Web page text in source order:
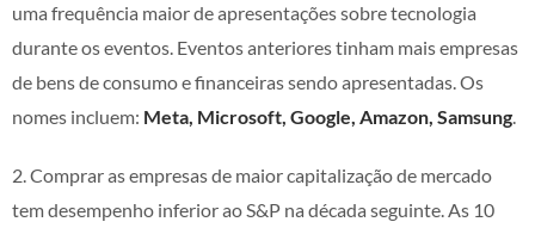
uma frequência maior de apresentações sobre tecnologia
durante os eventos. Eventos anteriores tinham mais empresas
de bens de consumo e financeiras sendo apresentadas. Os
nomes incluem: Meta, Microsoft, Google, Amazon, Samsung.
2. Comprar as empresas de maior capitalização de mercado
tem desempenho inferior ao S&P na década seguinte. As 10